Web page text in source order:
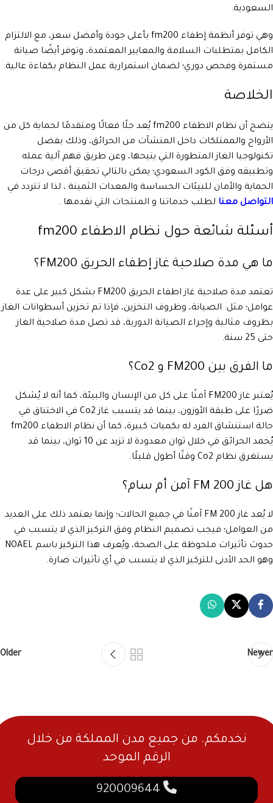
السعودية.
وهي توفر أنظمة إطفاء fm200 بأعلى جودة وأفضل سعر، مع الالتزام
الكامل بمتطلبات السلامة والمعايير المعتمدة، وتوفر أيضًا صيانة
مستمرة وفحص دوري؛ لضمان استمرارية عمل النظام بكفاءة عالية.
الخلاصة
يتضح أن نظام الاطفاء fm200 يُعد حلًا فعالًا ومتقدمًا لحماية كل من
الأرواح والممتلكات داخل المنشآت من الحرائق، وذلك بفضل
تكنولوجيا الغاز المتطورة التي يتيحها، وعن طريق فهم آلية عمله
وتطبيقه وفق الكود السعودي؛ يمكن بالتالي تحقيق أقصى درجات
الحماية والأمان للبيئات الحساسة والمعدات الثمينة ، لذا لا تتردد في
التواصل معنا لطلب خدماتنا و المنتجات التي نقدمها .
أسئلة شائعة حول نظام الاطفاء fm200
ما هي مدة صلاحية غاز إطفاء الحريق FM200؟
تعتمد مدة صلاحية غاز اطفاء الحريق FM200 بشكل كبير على عدة
عوامل؛ مثل: الصيانة، وظروف التخزين، فإذا تم تخزين أسطوانات الغاز
بظروف مثالية وإجراء الصيانة الدورية، قد تصل مدة صلاحية الغاز
حتى 25 سنة.
ما الفرق بين FM200 و Co2؟
يُعتبر غاز FM200 آمنًا على كل من الإنسان والبيئة، كما أنه لا يُشكل
ضررًا على طبقة الأوزون، بينما قد يتسبب غاز Co2 في الاختناق في
حالة استنشاق الفرد له بكميات كبيرة، كما أن نظام الاطفاء fm200
يُخمد الحرائق في خلال ثوان معدودة لا تزيد عن 10 ثوان، بينما قد
يستغرق نظام Co2 وقتًا أطول قليلًا.
هل غاز FM 200 آمن أم سام؟
لا يُعد غاز FM 200 آمنًا في جميع الحالات؛ وإنما يعتمد ذلك على العديد
من العوامل؛ فيجب تصميم النظام وفق التركيز الذي لا يتسبب في
حدوث تأثيرات ملحوظة على الصحة، ويُعرف هذا التركيز باسم NOAEL
وهو الحد الأدنى للتركيز الذي لا يتسبب في أي تأثيرات ضارة.
Newer
Older
نخدمكم. من جميع مدن المملكة من خلال
الرقم الموحد